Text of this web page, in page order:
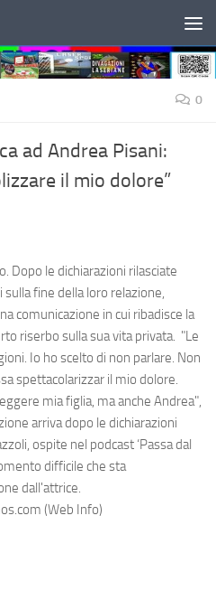
0
ad Andrea Pisani:
il mio dolore”
Dopo le dichiarazioni rilasciate
fine della loro relazione,
comunicazione in cui ribadisce la
riserbo sulla sua vita privata. "Le
Io ho scelto di non parlare. Non
spettacolarizzar il mio dolore.
mia figlia, ma anche Andrea",
arriva dopo le dichiarazioni
ospite nel podcast ‘Passa dal
difficile che sta
dall'attrice.
(Web Info)